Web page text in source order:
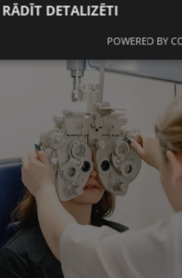
RĀDĪT DETALIZĒTI
sīkdatnes
Mārketinga
sīkdatnes
Nepieciešamās sīkdatnes
POWERED BY